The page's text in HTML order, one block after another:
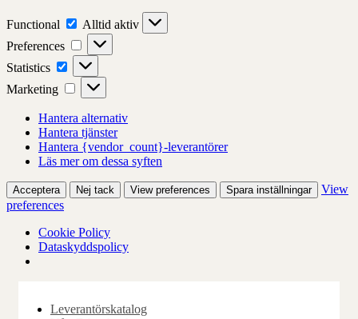
Functional Functional
Alltid aktiv
Preferences
Preferences
Statistics Statistics
Marketing Marketing
Hantera alternativ
Hantera tjänster
Hantera {vendor_count}-leverantörer
Läs mer om dessa syften
Acceptera Nej tack View preferences Spara inställningar
View
preferences
Cookie Policy
Dataskyddspolicy
Leverantörskatalog